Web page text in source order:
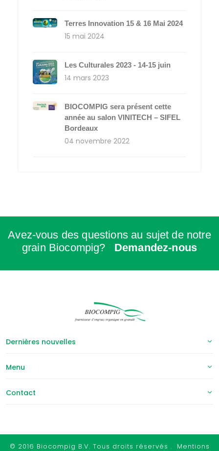
Terres Innovation 15 & 16 Mai 2024
15 mai 2024
Les Culturales 2023 - 14-15 juin
14 mars 2023
BIOCOMPIG sera présent cette
année au salon VINITECH – SIFEL
Bordeaux
04 novembre 2022
Avez-vous des questions au sujet de notre
grain Biocompig? Demandez-nous
Dernières nouvelles
Menu
Contact
© 2016 Biocompig B.V. Tous droits réservés . Mentions